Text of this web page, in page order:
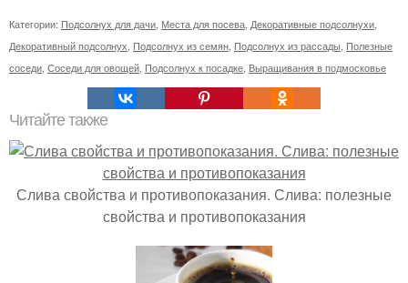
Категории: Подсолнух для дачи Места для посева Декоративные подсолнухи
Декоративный подсолнух Подсолнух из семян Подсолнух из рассады Полезные
соседи Соседи для овощей Подсолнух к посадке Выращивания в подмосковье
Читайте также
Слива свойства и противопоказания. Слива: полезные
свойства и противопоказания